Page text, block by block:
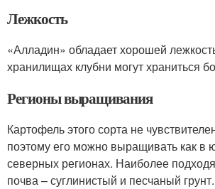
Лежкость
«Алладин» обладает хорошей
хранилищах клубни могут храниться
Регионы выращивания
Картофель этого сорта не
поэтому его можно выращивать как в
северных регионах. Наиболее
почва – суглинистый и песчаный грунт.